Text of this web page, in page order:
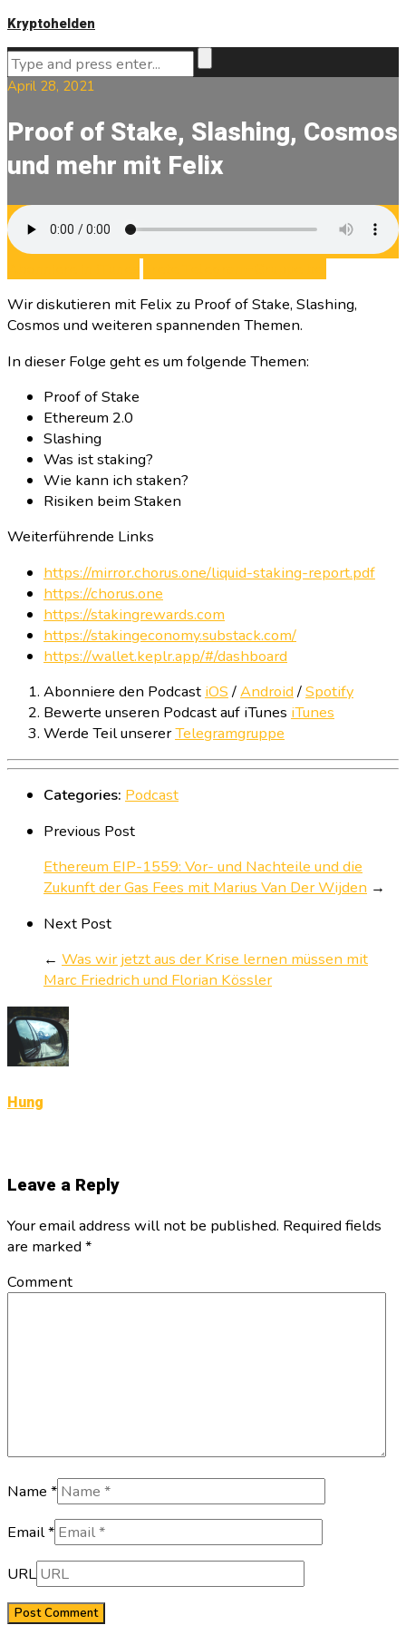
Kryptohelden
April 28, 2021
Proof of Stake, Slashing, Cosmos
und mehr mit Felix
Wir diskutieren mit Felix zu Proof of Stake, Slashing,
Cosmos und weiteren spannenden Themen.
In dieser Folge geht es um folgende Themen:
Proof of Stake
Ethereum 2.0
Slashing
Was ist staking?
Wie kann ich staken?
Risiken beim Staken
Weiterführende Links
https://mirror.chorus.one/liquid-staking-report.pdf
https://chorus.one
https://stakingrewards.com
https://stakingeconomy.substack.com/
https://wallet.keplr.app/#/dashboard
Abonniere den Podcast iOS/Android/Spotify
Bewerte unseren Podcast auf iTunes iTunes
Werde Teil unsererTelegramgruppe
Categories: Podcast
Previous Post
Ethereum EIP-1559: Vor- und Nachteile und die
Zukunft der Gas Fees mit Marius Van Der Wijden →
Next Post
← Was wir jetzt aus der Krise lernen müssen mit
Marc Friedrich und Florian Kössler
Hung
Leave a Reply
Your email address will not be published. Required fields
are marked *
Comment
Name *
Email *
URL